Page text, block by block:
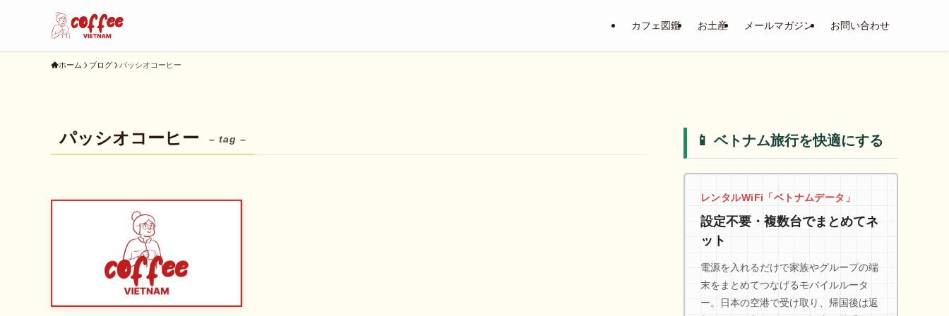
カフェ図鑑 お土産 メールマガジン お問い合わせ
ホーム ブログ パッシオコーヒー
パッシオコーヒー – tag – 📱 ベトナム旅行を快適にする
レンタルWiFi「ベトナムデータ」
設定不要・複数台でまとめてネ
ット
電源を入れるだけで家族やグループの端
末をまとめてつなげるモバイルルータ
ー。日本の空港で受け取り、帰国後は返